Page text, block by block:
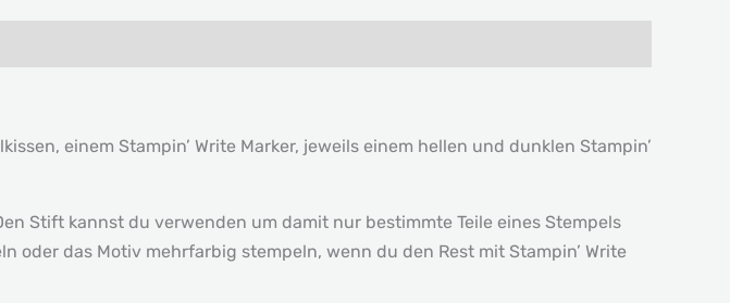
einem Stampin’ Write Marker, jeweils einem hellen und dunklen Stampin’
Stift kannst du verwenden um damit nur bestimmte Teile eines Stempels
oder das Motiv mehrfarbig stempeln, wenn du den Rest mit Stampin’ Write